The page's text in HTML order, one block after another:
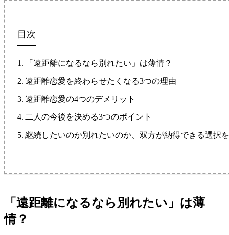
目次
「遠距離になるなら別れたい」は薄情？
遠距離恋愛を終わらせたくなる3つの理由
遠距離恋愛の4つのデメリット
二人の今後を決める3つのポイント
継続したいのか別れたいのか、双方が納得できる選択
「遠距離になるなら別れたい」は薄
情？